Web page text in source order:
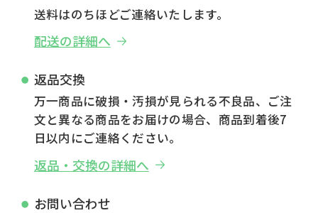
送料はのちほどご連絡いたします。
配送の詳細へ
返品交換
万一商品に破損・汚損が見られる不良品、ご注
文と異なる商品をお届けの場合、商品到着後7
日以内にご連絡ください。
返品・交換の詳細へ
お問い合わせ